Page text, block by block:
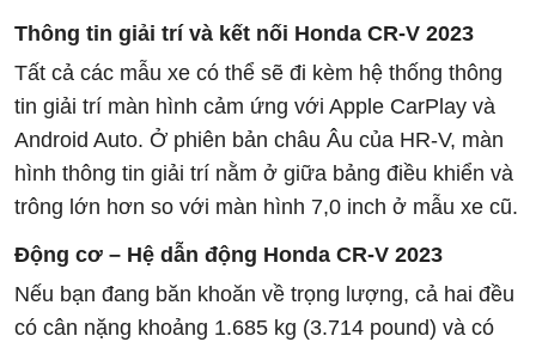
Thông tin giải trí và kết nối Honda CR-V 2023
Tất cả các mẫu xe có thể sẽ đi kèm hệ thống thông
tin giải trí màn hình cảm ứng với Apple CarPlay và
Android Auto. Ở phiên bản châu Âu của HR-V, màn
hình thông tin giải trí nằm ở giữa bảng điều khiển và
trông lớn hơn so với màn hình 7,0 inch ở mẫu xe cũ.
Động cơ – Hệ dẫn động Honda CR-V 2023
Nếu bạn đang băn khoăn về trọng lượng, cả hai đều
có cân nặng khoảng 1.685 kg (3.714 pound) và có